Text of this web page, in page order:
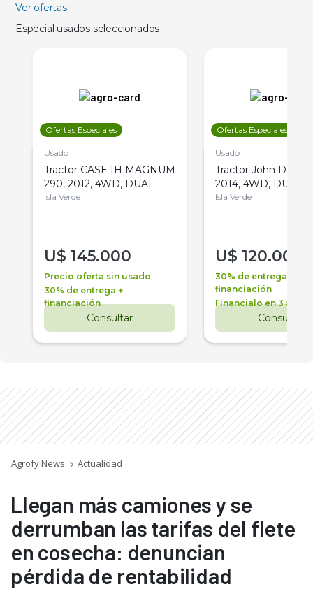
Ver ofertas
Especial usados seleccionados
Ofertas Especiales
Usado
Tractor CASE IH MAGNUM
290, 2012, 4WD, DUAL
Isla Verde
U$ 145.000
Precio oferta sin usado
30% de entrega +
financiación
Consultar
Ofertas Especiales
Usado
Tractor John Deere
2014, 4WD, DUAL
Isla Verde
U$ 120.000
30% de entrega +
financiación
Financialo en 3 años
Consultar
Agrofy News Actualidad
Llegan más camiones y se
derrumban las tarifas del flete
en cosecha: denuncian
pérdida de rentabilidad